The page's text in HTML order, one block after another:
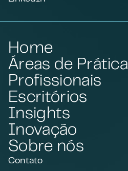
Home
Áreas de Prática
Profissionais
Escritórios
Insights
Inovação
Sobre nós
Contato